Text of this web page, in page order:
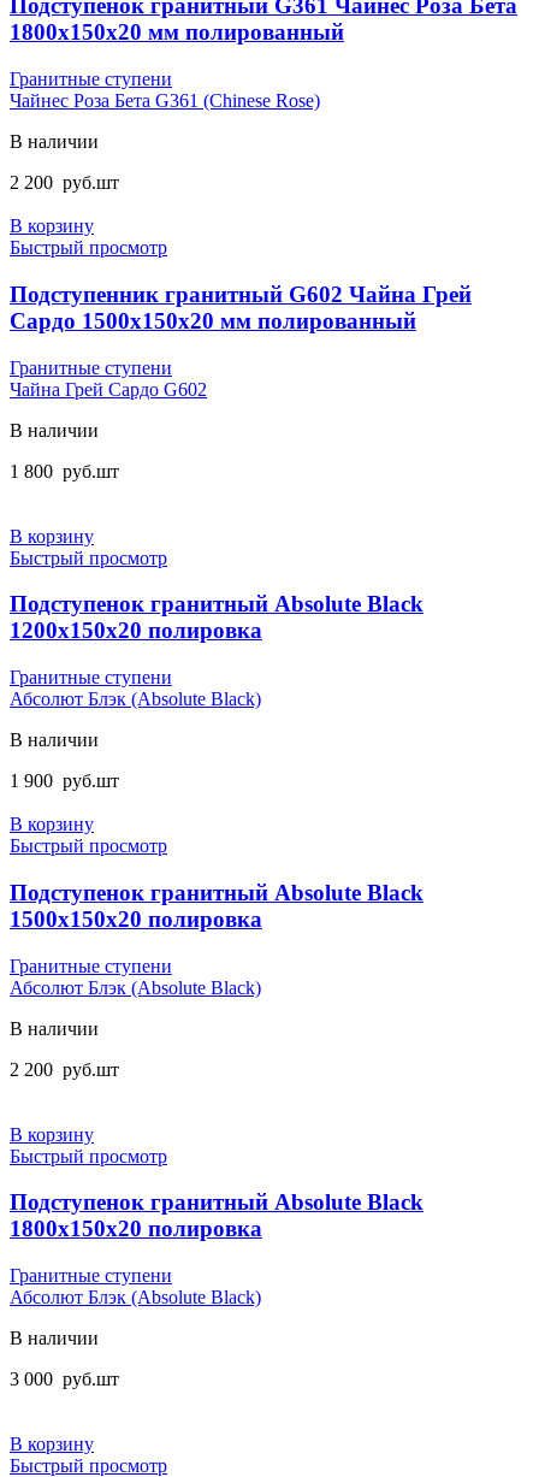
Подступенок гранитный G361 Чайнес Роза Бета
1800x150x20 мм полированный
Гранитные ступени
Чайнес Роза Бета G361 (Chinese Rose)
В наличии
2 200 руб.шт
В корзину
Быстрый просмотр
Подступенник гранитный G602 Чайна Грей
Сардо 1500x150x20 мм полированный
Гранитные ступени
Чайна Грей Сардо G602
В наличии
1 800 руб.шт
В корзину
Быстрый просмотр
Подступенок гранитный Absolute Black
1200x150x20 полировка
Гранитные ступени
Абсолют Блэк (Absolute Black)
В наличии
1 900 руб.шт
В корзину
Быстрый просмотр
Подступенок гранитный Absolute Black
1500x150x20 полировка
Гранитные ступени
Абсолют Блэк (Absolute Black)
В наличии
2 200 руб.шт
В корзину
Быстрый просмотр
Подступенок гранитный Absolute Black
1800x150x20 полировка
Гранитные ступени
Абсолют Блэк (Absolute Black)
В наличии
3 000 руб.шт
В корзину
Быстрый просмотр